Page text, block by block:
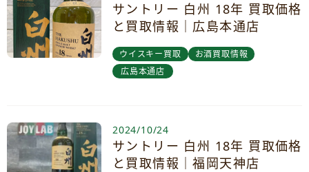
サントリー 白州 18年 買取価格
と買取情報｜広島本通店
ウイスキー買取
お酒買取情報
広島本通店
2024/10/24
サントリー 白州 18年 買取価格
と買取情報｜福岡天神店